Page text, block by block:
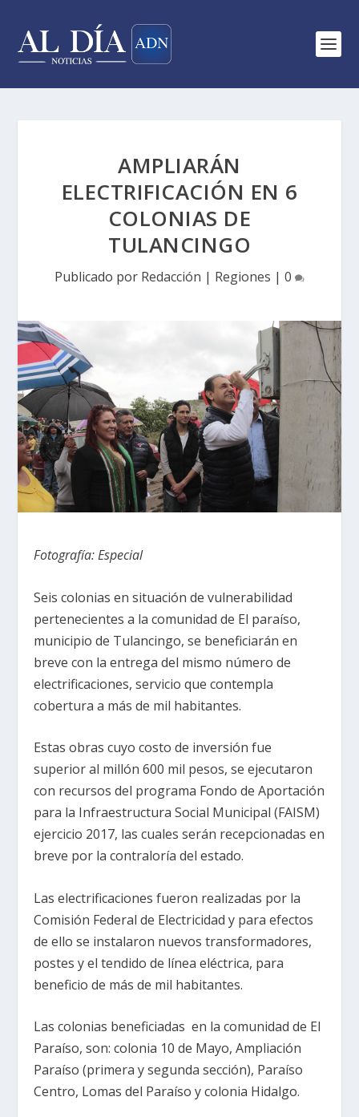
AMPLIARÁN
ELECTRIFICACIÓN EN 6
COLONIAS DE
TULANCINGO
Publicado por Redacción | Regiones | 0
Fotografía: Especial
Seis colonias en situación de vulnerabilidad
pertenecientes a la comunidad de El paraíso,
municipio de Tulancingo, se beneficiarán en
breve con la entrega del mismo número de
electrificaciones, servicio que contempla
cobertura a más de mil habitantes.
Estas obras cuyo costo de inversión fue
superior al millón 600 mil pesos, se ejecutaron
con recursos del programa Fondo de Aportación
para la Infraestructura Social Municipal (FAISM)
ejercicio 2017, las cuales serán recepcionadas en
breve por la contraloría del estado.
Las electrificaciones fueron realizadas por la
Comisión Federal de Electricidad y para efectos
de ello se instalaron nuevos transformadores,
postes y el tendido de línea eléctrica, para
beneficio de más de mil habitantes.
Las colonias beneficiadas en la comunidad de El
Paraíso, son: colonia 10 de Mayo, Ampliación
Paraíso (primera y segunda sección), Paraíso
Centro, Lomas del Paraíso y colonia Hidalgo.